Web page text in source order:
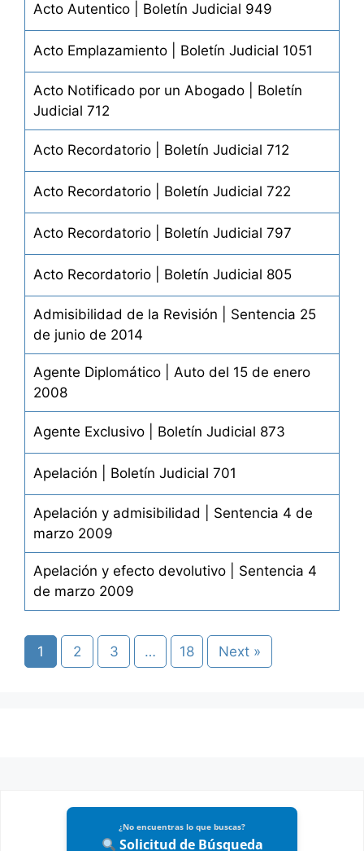
Acto Autentico | Boletín Judicial 949
Acto Emplazamiento | Boletín Judicial 1051
Acto Notificado por un Abogado | Boletín
Judicial 712
Acto Recordatorio | Boletín Judicial 712
Acto Recordatorio | Boletín Judicial 722
Acto Recordatorio | Boletín Judicial 797
Acto Recordatorio | Boletín Judicial 805
Admisibilidad de la Revisión | Sentencia 25
de junio de 2014
Agente Diplomático | Auto del 15 de enero
2008
Agente Exclusivo | Boletín Judicial 873
Apelación | Boletín Judicial 701
Apelación y admisibilidad | Sentencia 4 de
marzo 2009
Apelación y efecto devolutivo | Sentencia 4
de marzo 2009
1 2 3 … 18 Next »
¿No encuentras lo que buscas?
Solicitud de Búsqueda